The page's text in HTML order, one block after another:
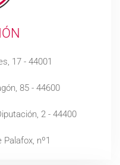
17 - 44001
85 - 44600
2 - 44400
Palafox, nº1